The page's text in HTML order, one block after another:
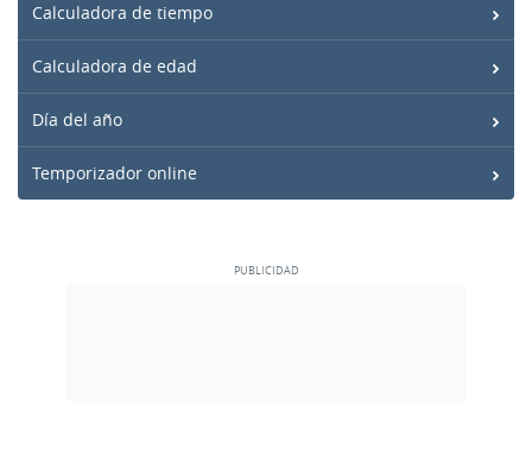
Calculadora de tiempo
Calculadora de edad
Día del año
Temporizador online